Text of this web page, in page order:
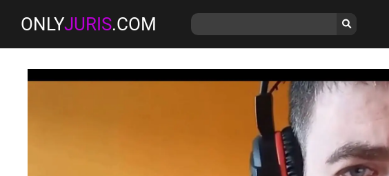
ONLYJURIS.COM